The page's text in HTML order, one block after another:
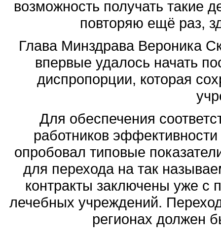
возможность получать такие
повторяю ещё раз,
Глава Минздрава Вероника
впервые удалось начать
диспропорции, которая
Для обеспечения
работников
опробовал типовые
для перехода на так
контракты заключены уже с
лечебных учреждений.
регионах должен